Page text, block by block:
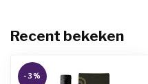
Recent bekeken
-3%